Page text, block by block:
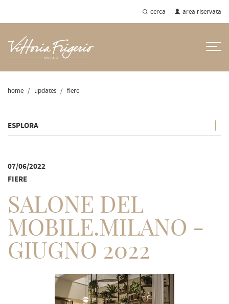
cerca area riservata
home updates fiere
ESPLORA
07/06/2022
FIERE
SALONE DEL
MOBILE.MILANO -
GIUGNO 2022